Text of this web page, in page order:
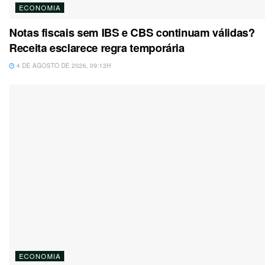
ECONOMIA
Notas fiscais sem IBS e CBS continuam válidas?
Receita esclarece regra temporária
4 DE AGOSTO DE 2026, 09:13H
ECONOMIA